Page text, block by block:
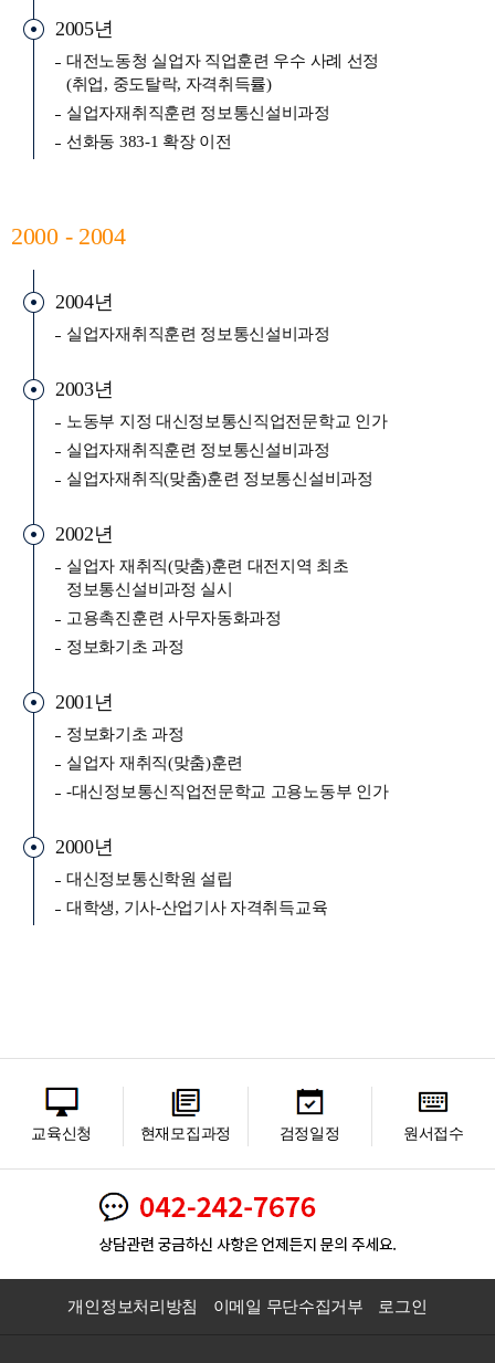
2005년
대전노동청 실업자 직업훈련 우수 사례 선정
(취업, 중도탈락, 자격취득률)
실업자재취직훈련 정보통신설비과정
선화동 383-1 확장 이전
2000 - 2004
2004년
실업자재취직훈련 정보통신설비과정
2003년
노동부 지정 대신정보통신직업전문학교 인가
실업자재취직훈련 정보통신설비과정
실업자재취직(맞춤)훈련 정보통신설비과정
2002년
실업자 재취직(맞춤)훈련 대전지역 최초
정보통신설비과정 실시
고용촉진훈련 사무자동화과정
정보화기초 과정
2001년
정보화기초 과정
실업자 재취직(맞춤)훈련
-대신정보통신직업전문학교 고용노동부 인가
2000년
대신정보통신학원 설립
대학생, 기사-산업기사 자격취득교육
교육신청 현재모집과정 검정일정 원서접수
개인정보처리방침 이메일 무단수집거부 로그인